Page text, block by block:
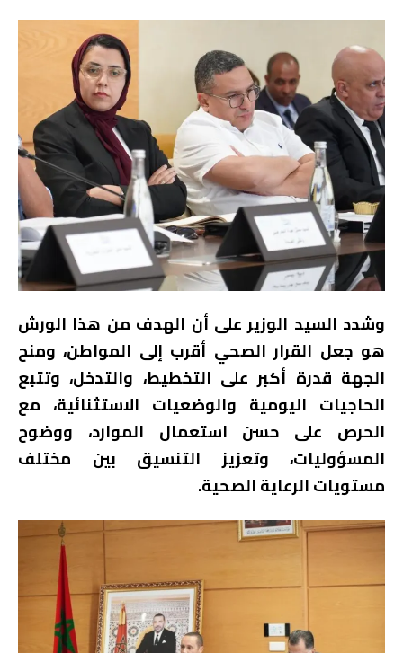
وشدد السيد الوزير على أن الهدف من هذا الورش
هو جعل القرار الصحي أقرب إلى المواطن، ومنح
الجهة قدرة أكبر على التخطيط، والتدخل، وتتبع
الحاجيات اليومية والوضعيات الاستثنائية، مع
الحرص على حسن استعمال الموارد، ووضوح
المسؤوليات، وتعزيز التنسيق بين مختلف
مستويات الرعاية الصحية.